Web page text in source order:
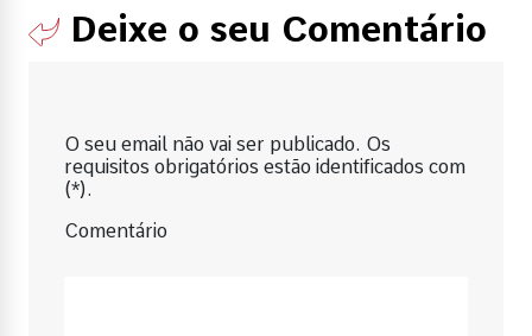
Deixe o seu Comentário
O seu email não vai ser publicado. Os
requisitos obrigatórios estão identificados com
(*).
Comentário